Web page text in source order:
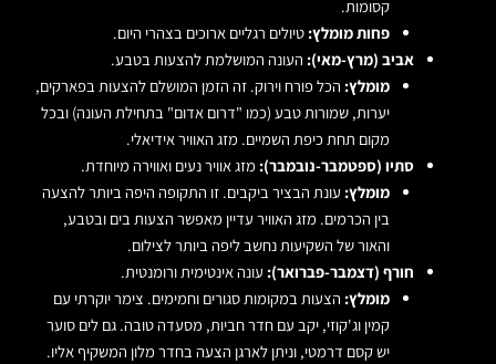
קסומות.
פחות מומלץ: טיולים רגליים ארוכים בצהרי היום.
אביב (מרץ-מאי): העונה המושלמת להצעות בטבע.
מומלץ: הכל פורח וירוק. זה הזמן המושלם להצעות בפארקים,
יערות, שמורות טבע (כמו "דרום אדום" בתחילת העונה) ובכל
מקום תחת כיפת השמיים. מזג האוויר אידיאלי.
סתיו (ספטמבר-נובמבר): מזג אוויר נעים ואווירה מיוחדת.
מומלץ: עונת הבציר ביקבים. זו התקופה היפה ביותר להצעה
בין הכרמים. מזג האוויר עדיין מאפשר הצעות בים ובטבע,
והאור של השקיעות נחשב ליפה ביותר לצילום.
חורף (דצמבר-פברואר): עונה אינטימית ורומנטית.
מומלץ: הצעות במקומות סגורים וחמימים. צימר יוקרתי עם
קמין וג'קוזי, יקב עם חדר חביות, מסעדה טובה. גם לים סוער
יש קסם דרמטי, וניתן לארגן הצעה בחדר מלון המשקיף אליו.